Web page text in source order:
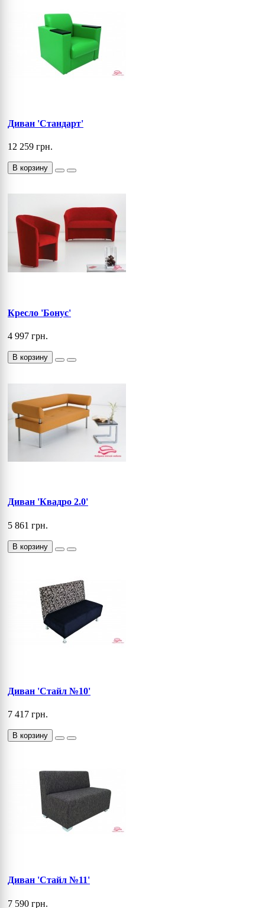
Диван 'Стандарт'
12 259 грн.
В корзину
Кресло 'Бонус'
4 997 грн.
В корзину
Диван 'Квадро 2.0'
5 861 грн.
В корзину
Диван 'Стайл №10'
7 417 грн.
В корзину
Диван 'Стайл №11'
7 590 грн.